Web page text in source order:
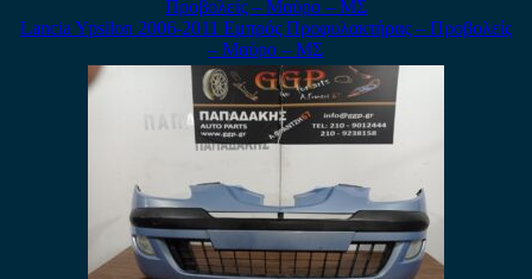
Lancia Ypsilon 2006-2011 Εμπρός Προφυλακτήρας – Προβολείς
– Μαύρο – ΜΣ